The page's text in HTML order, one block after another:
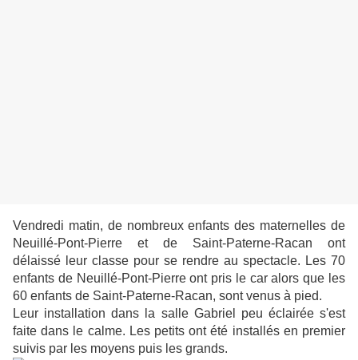
Vendredi matin, de nombreux enfants des maternelles de
Neuillé-Pont-Pierre et de Saint-Paterne-Racan ont
délaissé leur classe pour se rendre au spectacle. Les 70
enfants de Neuillé-Pont-Pierre ont pris le car alors que les
60 enfants de Saint-Paterne-Racan, sont venus à pied.
Leur installation dans la salle Gabriel peu éclairée s'est
faite dans le calme. Les petits ont été installés en premier
suivis par les moyens puis les grands.